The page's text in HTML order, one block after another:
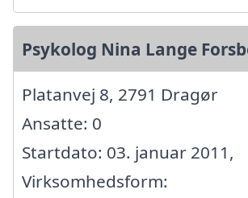
Psykolog Nina Lange
Platanvej 8, 2791 Dragør
Ansatte: 0
Startdato: 03. januar 2011,
Virksomhedsform: